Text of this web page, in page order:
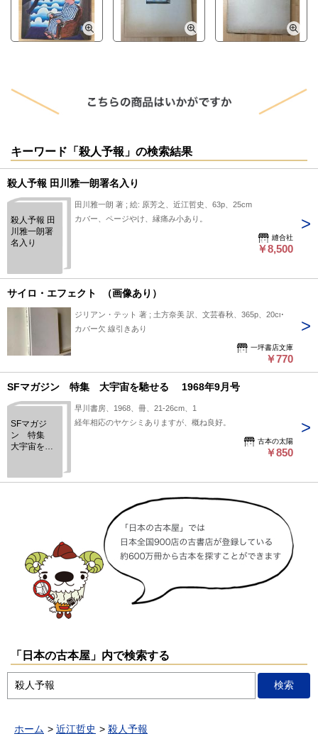
キーワード「殺人予報」の検索結果
殺人予報 田川雅一朗署名入り
殺人予報 田
川雅一朗署
名入り
田川雅一朗 著 ; 絵: 原芳之、近江哲史、63p、25cm
カバー、ページやけ、縁痛み小あり。
縫合社
￥8,500
サイロ・エフェクト （画像あり）
ジリアン・テット 著 ; 土方奈美 訳、文芸春秋、365p、20cm
カバー欠 線引きあり
一坪書店文庫
￥770
SFマガジン 特集 大宇宙を馳せる 1968年9月号
SFマガジ
ン 特集
大宇宙を馳
早川書房、1968、冊、21-26cm、1
経年相応のヤケシミありますが、概ね良好。
古本の太陽
￥850
「日本の古本屋」内で検索する
ホーム 近江哲史 殺人予報